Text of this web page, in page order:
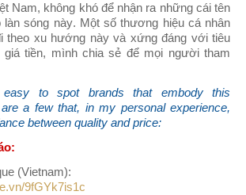
Nam, không khó để nhận ra những cái tên
làn sóng này. Một số thương hiệu cá nhân
theo xu hướng này và xứng đáng với tiêu
tiền, mình chia sẻ để mọi người tham
easy to spot brands that embody this
a few that, in my personal experience,
between quality and price:
(Vietnam):
9fGYk7is1c